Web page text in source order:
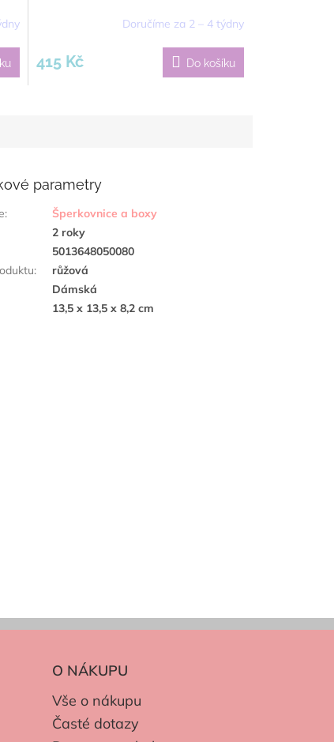
Doručíme za 2 – 4 týdny
415 Kč Do košíku
parametry
:
Šperkovnice a boxy
2 roky
5013648050080
:
růžová
Dámská
13,5 x 13,5 x 8,2 cm
O NÁKUPU
Vše o nákupu
Časté dotazy